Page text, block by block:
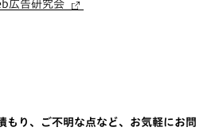
広告研究会
もり、ご不明な点など、お気軽にお問